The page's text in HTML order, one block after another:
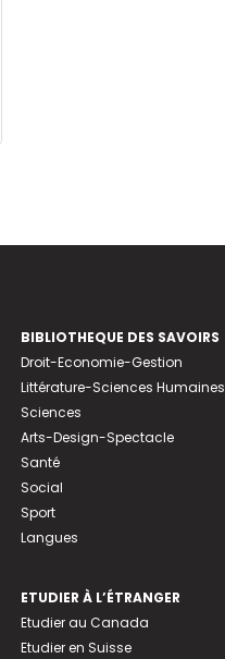
BIBLIOTHEQUE DES SAVOIRS
Droit-Economie-Gestion
Littérature-Sciences Humaines
Sciences
Arts-Design-Spectacle
Santé
Social
Sport
Langues
ETUDIER À L’ÉTRANGER
Etudier au Canada
Etudier en Suisse